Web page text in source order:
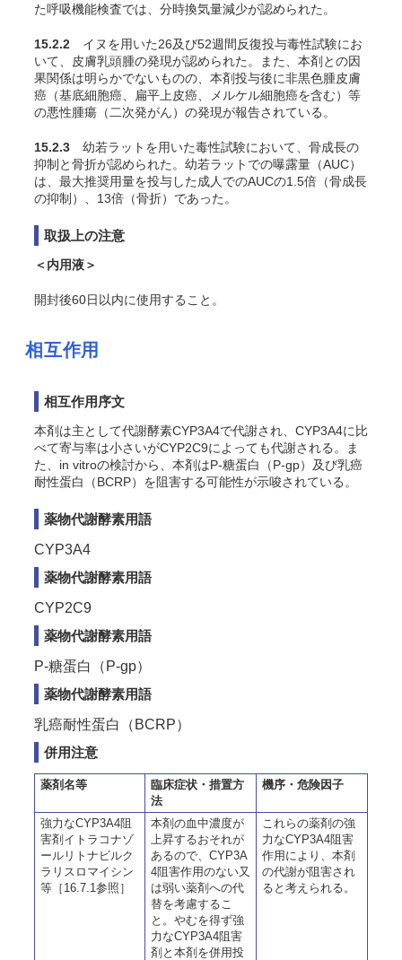
た呼吸機能検査では、分時換気量減少が認められた。
15.2.2 イヌを用いた26及び52週間反復投与毒性試験にお
いて、皮膚乳頭腫の発現が認められた。また、本剤との因
果関係は明らかでないものの、本剤投与後に非黒色腫皮膚
癌（基底細胞癌、扁平上皮癌、メルケル細胞癌を含む）等
の悪性腫瘍（二次発がん）の発現が報告されている。
15.2.3 幼若ラットを用いた毒性試験において、骨成長の
抑制と骨折が認められた。幼若ラットでの曝露量（AUC）
は、最大推奨用量を投与した成人でのAUCの1.5倍（骨成長
の抑制）、13倍（骨折）であった。
取扱上の注意
＜内用液＞
開封後60日以内に使用すること。
相互作用
相互作用序文
本剤は主として代謝酵素CYP3A4で代謝され、CYP3A4に比
べて寄与率は小さいがCYP2C9によっても代謝される。ま
た、 in vitroの検討から、本剤はP-糖蛋白（P-gp）及び乳癌
耐性蛋白（BCRP）を阻害する可能性が示唆されている。
薬物代謝酵素用語
CYP3A4
薬物代謝酵素用語
CYP2C9
薬物代謝酵素用語
P-糖蛋白（P-gp）
薬物代謝酵素用語
乳癌耐性蛋白（BCRP）
併用注意
薬剤名等
臨床症状・措置方
法
機序・危険因子
強力なCYP3A4阻
害剤イトラコナゾ
ールリトナビルク
ラリスロマイシン
等［16.7.1参照］
本剤の血中濃度が
上昇するおそれが
あるので、CYP3A
4阻害作用のない又
は弱い薬剤への代
替を考慮するこ
と。やむを得ず強
力なCYP3A4阻害
剤と本剤を併用投
これらの薬剤の強
力なCYP3A4阻害
作用により、本剤
の代謝が阻害され
ると考えられる。